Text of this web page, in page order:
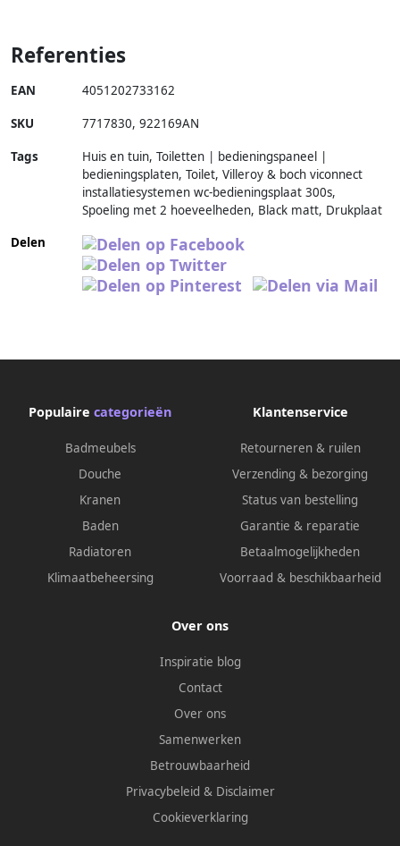
Referenties
EAN 4051202733162
SKU 7717830, 922169AN
Tags
Huis en tuin, Toiletten | bedieningspaneel |
bedieningsplaten, Toilet, Villeroy & boch viconnect
installatiesystemen wc-bedieningsplaat 300s,
Spoeling met 2 hoeveelheden, Black matt, Drukplaat
Delen
Populaire categorieën
Badmeubels
Douche
Kranen
Baden
Radiatoren
Klimaatbeheersing
Klantenservice
Retourneren & ruilen
Verzending & bezorging
Status van bestelling
Garantie & reparatie
Betaalmogelijkheden
Voorraad & beschikbaarheid
Over ons
Inspiratie blog
Contact
Over ons
Samenwerken
Betrouwbaarheid
Privacybeleid & Disclaimer
Cookieverklaring